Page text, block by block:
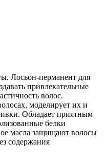
Лосьон-перманент для
привлекательные
волос.
моделирует их и
Обладает приятным
белки
масла защищают волосы
содержания